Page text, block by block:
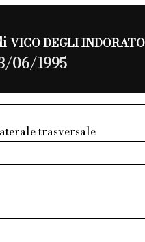
VICO DEGLI
06/1995
trasversale